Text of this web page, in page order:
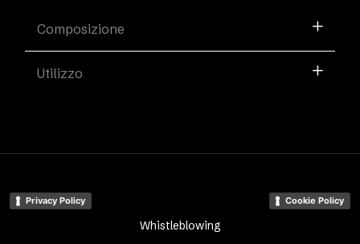
Composizione
Utilizzo
Privacy Policy Cookie Policy
Whistleblowing